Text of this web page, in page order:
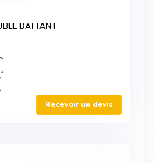
BATTANT
Recevoir un devis